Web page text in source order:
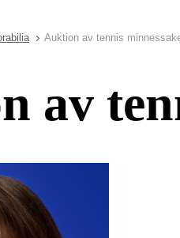
Auktion av tennis
av